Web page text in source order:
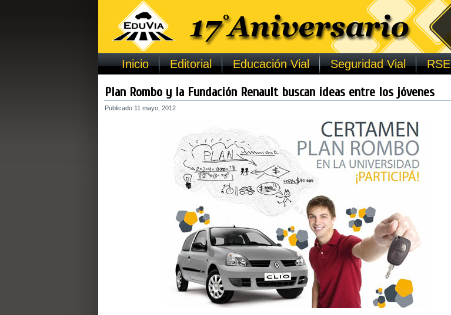
Inicio Editorial Educación Vial Seguridad Vial RSE
Plan Rombo y la Fundación Renault buscan ideas entre los jóvenes
Publicado 11 mayo, 2012